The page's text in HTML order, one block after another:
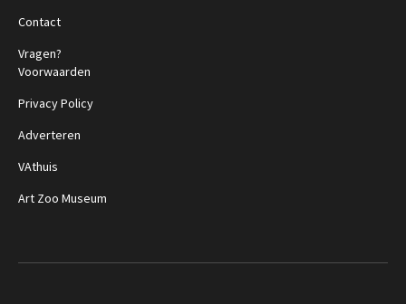
Contact
Vragen?
Voorwaarden
Privacy Policy
Adverteren
VAthuis
Art Zoo Museum